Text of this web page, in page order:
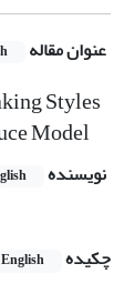
عنوان مقاله
Styles
Model
نویسنده
چکیده English